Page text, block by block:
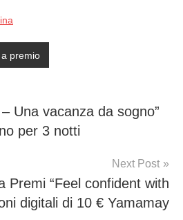
premio
Una vacanza da sogno”
per 3 notti
Next Post
Premi “Feel confident with
digitali di 10 € Yamamay